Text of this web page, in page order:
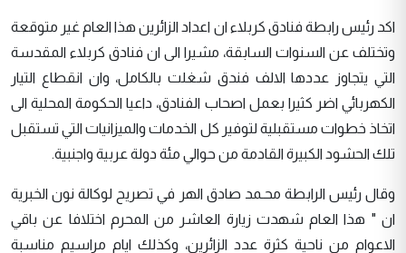
اكد رئيس رابطة فنادق كربلاء ان اعداد الزائرين هذا العام غير متوقعة
وتختلف عن السنوات السابقة، مشيرا الى ان فنادق كربلاء المقدسة
التي يتجاوز عددها الالف فندق شغلت بالكامل، وان انقطاع التيار
الكهربائي اضر كثيرا بعمل اصحاب الفنادق، داعيا الحكومة المحلية الى
اتخاذ خطوات مستقبلية لتوفير كل الخدمات والميزانيات التي تستقبل
تلك الحشود الكبيرة القادمة من حوالي مئة دولة عربية واجنبية.
وقال رئيس الرابطة محـمد صادق الهر في تصريح لوكالة نون الخبرية
ان " هذا العام شهدت زيارة العاشر من المحرم اختلافا عن باقي
الاعوام من ناحية كثرة عدد الزائرين، وكذلك ايام مراسيم مناسبة